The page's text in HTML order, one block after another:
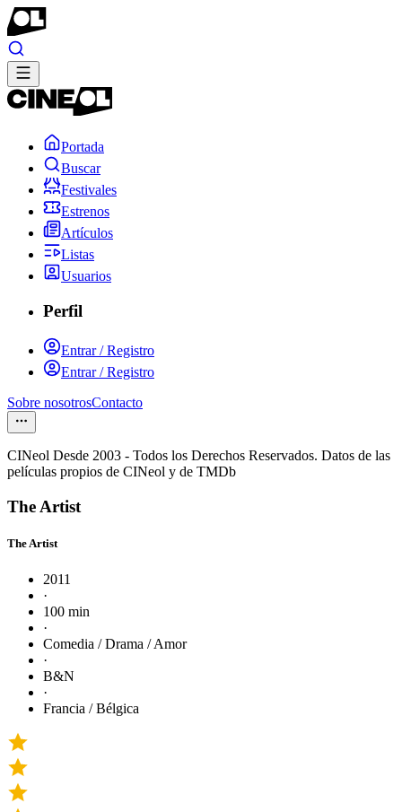
Portada
Buscar
Festivales
Estrenos
Artículos
Listas
Usuarios
Perfil
Entrar / Registro
Entrar / Registro
Sobre nosotrosContacto
CINeol Desde 2003 - Todos los Derechos Reservados. Datos de las
películas propios de CINeol y de TMDb
The Artist
The Artist
2011
·
100 min
·
Comedia / Drama / Amor
·
B&N
·
Francia / Bélgica